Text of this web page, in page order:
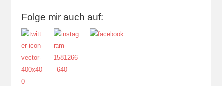
Folge mir auch auf: